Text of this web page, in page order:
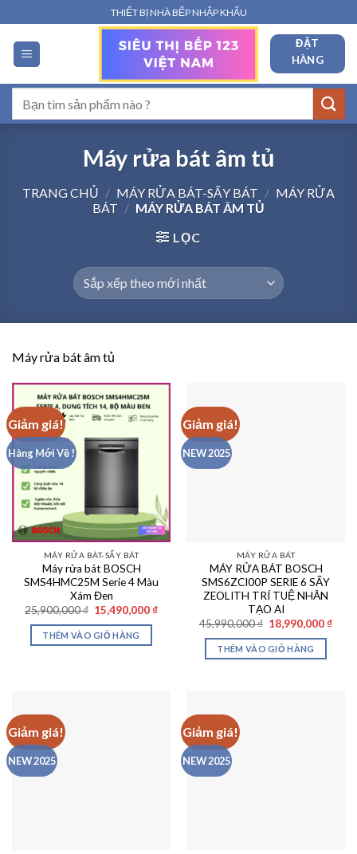
qua
nội
dung
THIẾT BỊ NHÀ BẾP NHẬP KHẨU
ĐẶT
HÀNG
kiếm:
Máy rửa bát âm tủ
TRANG CHỦ / MÁY RỬA BÁT-SẤY BÁT / MÁY RỬA
BÁT / MÁY RỬA BÁT ÂM TỦ
LỌC
Máy rửa bát âm tủ
Giảm giá!
Hàng Mới Về !
MÁY RỬA BÁT-SẤY BÁT
Máy rửa bát BOSCH
SMS4HMC25M Serie 4 Màu
Xám Đen
25,900,000₫ Giá
gốc
là:
25,900,000 ₫.
15,490,000 ₫Giá
15,490,000 ₫.
THÊM VÀO GIỎ HÀNG
Giảm giá!
NEW 2025
MÁY RỬA BÁT
MÁY RỬA BÁT BOSCH
SMS6ZCI00P SERIE 6 SẤY
ZEOLITH TRÍ TUỆ NHÂN
TẠO AI
45,990,000₫ Giá
gốc
là:
45,990,000 ₫.
18,990,000 ₫Giá
THÊM VÀO GIỎ HÀNG
Giảm giá!
NEW 2025
Giảm giá!
NEW 2025